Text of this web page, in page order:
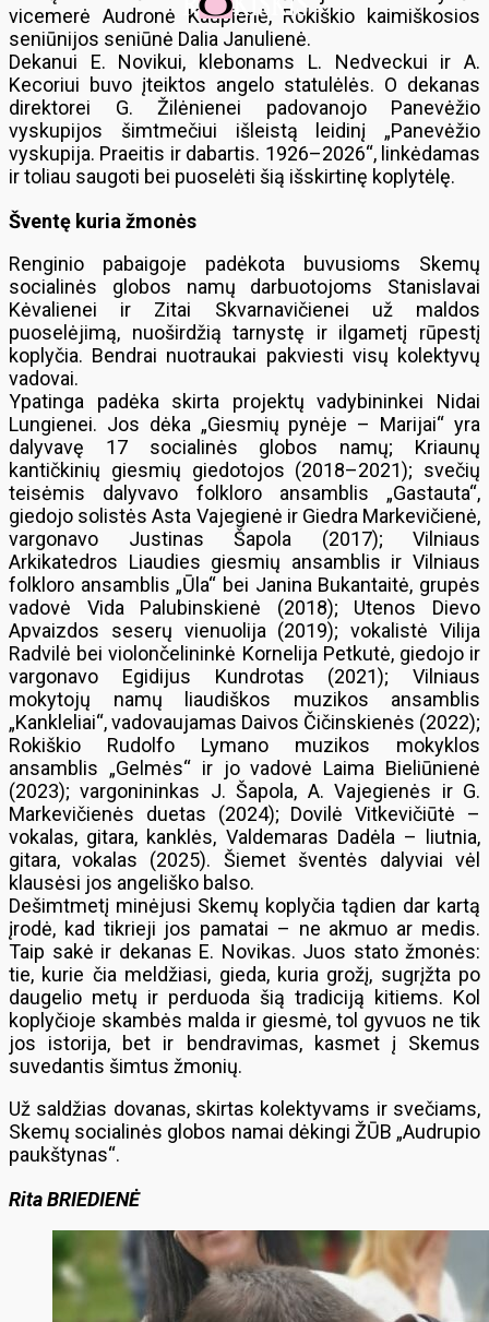
vicemerė Audronė Kaupienė, Rokiškio kaimiškosios
seniūnijos seniūnė Dalia Janulienė.
Dekanui E. Novikui, klebonams L. Nedveckui ir A.
Kecoriui buvo įteiktos angelo statulėlės. O dekanas
direktorei G. Žilėnienei padovanojo Panevėžio
vyskupijos šimtmečiui išleistą leidinį „Panevėžio
vyskupija. Praeitis ir dabartis. 1926–2026“, linkėdamas
ir toliau saugoti bei puoselėti šią išskirtinę koplytėlę.
Šventę kuria žmonės
Renginio pabaigoje padėkota buvusioms Skemų
socialinės globos namų darbuotojoms Stanislavai
Kėvalienei ir Zitai Skvarnavičienei už maldos
puoselėjimą, nuoširdžią tarnystę ir ilgametį rūpestį
koplyčia. Bendrai nuotraukai pakviesti visų kolektyvų
vadovai.
Ypatinga padėka skirta projektų vadybininkei Nidai
Lungienei. Jos dėka „Giesmių pynėje – Marijai“ yra
dalyvavę 17 socialinės globos namų; Kriaunų
kantičkinių giesmių giedotojos (2018–2021); svečių
teisėmis dalyvavo folkloro ansamblis „Gastauta“,
giedojo solistės Asta Vajegienė ir Giedra Markevičienė,
vargonavo Justinas Šapola (2017); Vilniaus
Arkikatedros Liaudies giesmių ansamblis ir Vilniaus
folkloro ansamblis „Ūla“ bei Janina Bukantaitė, grupės
vadovė Vida Palubinskienė (2018); Utenos Dievo
Apvaizdos seserų vienuolija (2019); vokalistė Vilija
Radvilė bei violončelininkė Kornelija Petkutė, giedojo ir
vargonavo Egidijus Kundrotas (2021); Vilniaus
mokytojų namų liaudiškos muzikos ansamblis
„Kankleliai“, vadovaujamas Daivos Čičinskienės (2022);
Rokiškio Rudolfo Lymano muzikos mokyklos
ansamblis „Gelmės“ ir jo vadovė Laima Bieliūnienė
(2023); vargonininkas J. Šapola, A. Vajegienės ir G.
Markevičienės duetas (2024); Dovilė Vitkevičiūtė –
vokalas, gitara, kanklės, Valdemaras Dadėla – liutnia,
gitara, vokalas (2025). Šiemet šventės dalyviai vėl
klausėsi jos angeliško balso.
Dešimtmetį minėjusi Skemų koplyčia tądien dar kartą
įrodė, kad tikrieji jos pamatai – ne akmuo ar medis.
Taip sakė ir dekanas E. Novikas. Juos stato žmonės:
tie, kurie čia meldžiasi, gieda, kuria grožį, sugrįžta po
daugelio metų ir perduoda šią tradiciją kitiems. Kol
koplyčioje skambės malda ir giesmė, tol gyvuos ne tik
jos istorija, bet ir bendravimas, kasmet į Skemus
suvedantis šimtus žmonių.
Už saldžias dovanas, skirtas kolektyvams ir svečiams,
Skemų socialinės globos namai dėkingi ŽŪB „Audrupio
paukštynas“.
Rita BRIEDIENĖ